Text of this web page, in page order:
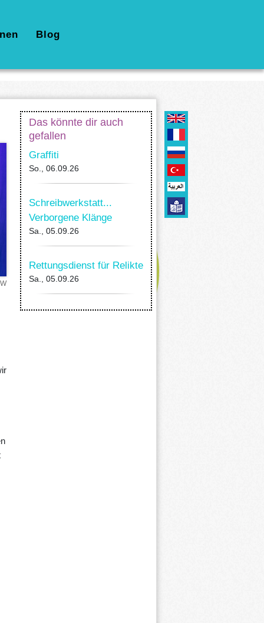
Blog
Das könnte dir auch
gefallen
Graffiti
So., 06.09.26
Schreibwerkstatt...
Verborgene Klänge
Sa., 05.09.26
Rettungsdienst für Relikte
Sa., 05.09.26